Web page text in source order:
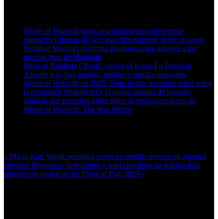
World of Warcraft lanza una integración que permite
compartir capturas de las casas directamente desde el juego
World of Warcraft confirma los planes para acceder a las
pruebas beta de Midnight
Mists of Pandaria Classic: vuelve el Kung-Fu Panda de
Azeroth y sí, hay granjas, monjes y muchas mascotas
World of Warcraft en 2025: Todo lo que necesitas saber sobre
la expansión Midnightel y el nuevo sistema de hogares
Todo lo que necesitas saber sobre el esperado estreno de
World of Warcraft: The War Within
« Mario Kart World permitirá correr en sentido inverso en algunos
circuitos Reunimos, ordenamos y seleccionamos las rebajas más
potentes en juegos de los Days of Play 2025 »